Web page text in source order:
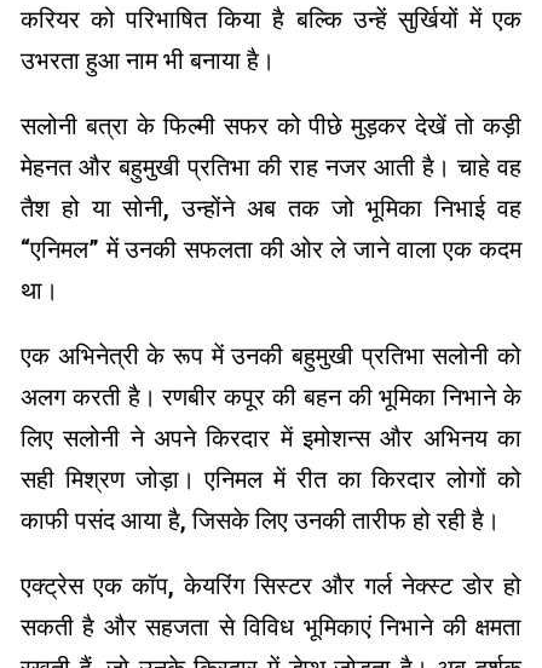
करियर को परिभाषित किया है बल्कि उन्हें सुर्खियों में एक
उभरता हुआ नाम भी बनाया है।
सलोनी बत्रा के फिल्मी सफर को पीछे मुड़कर देखें तो कड़ी
मेहनत और बहुमुखी प्रतिभा की राह नजर आती है। चाहे वह
तैश हो या सोनी, उन्होंने अब तक जो भूमिका निभाई वह
“एनिमल” में उनकी सफलता की ओर ले जाने वाला एक कदम
था।
एक अभिनेत्री के रूप में उनकी बहुमुखी प्रतिभा सलोनी को
अलग करती है। रणबीर कपूर की बहन की भूमिका निभाने के
लिए सलोनी ने अपने किरदार में इमोशन्स और अभिनय का
सही मिश्रण जोड़ा। एनिमल में रीत का किरदार लोगों को
काफी पसंद आया है, जिसके लिए उनकी तारीफ हो रही है।
एक्ट्रेस एक कॉप, केयरिंग सिस्टर और गर्ल नेक्स्ट डोर हो
सकती है और सहजता से विविध भूमिकाएं निभाने की क्षमता